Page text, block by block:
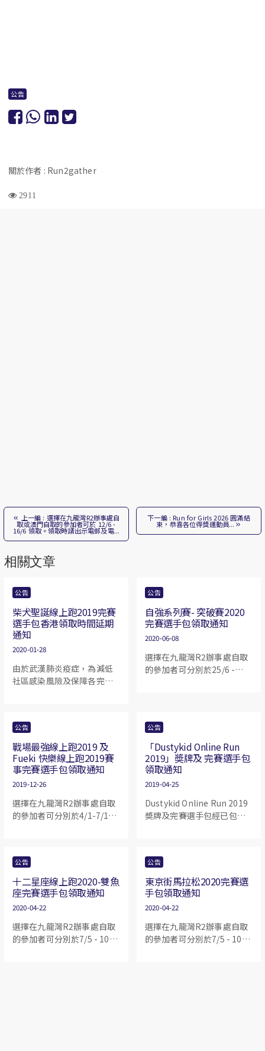
公告
關於作者 : Run2gather
2911
上一編 : 選擇在九龍灣R2辦事處自
取或澳門自取的參加者可於 12/6 -
16/6 領取。領取時請出示電郵及電...
下一編 : Run for Girls 2026 圓滿結
束，恭喜各位得獎運動員...
相關文章
公告
柴犬聖誕線上跑2019完賽
選手包香港領取時間延期
通知
2020-01-28
由於武漢肺炎疫症，為減低
社區感染風險及保障各完賽
至2/2 延至13/2 至16/2 。(澳
門自取時間則維持不變）如
選擇自取想改為寄件的可以
whatapp 90152140 或 電郵
project@run2gather.com。
獎牌。
公告
自強系列賽- 突破賽2020
完賽選手包領取通知
2020-06-08
選擇在九龍灣R2辦事處自取
的參加者可分別於25/6 -
話號碼尾四個數字作核實。
如閣下需朋友代領，請將所
需資料傳給對方，並前往領
取，敬希留意。
公告
戰場最強線上跑2019 及
Fueki 快樂線上跑2019賽
事完賽選手包領取通知
2019-12-26
選擇在九龍灣R2辦事處自取
的參加者可分別於4/1-7/1期
數字作核實。如閣下需朋友
代領，請將所需資料傳給對
方，並前往領取，敬希留
意。
公告
「Dustykid Online Run
2019」奬牌及 完賽選手包
領取通知
2019-04-25
Dustykid Online Run 2019
奬牌及完賽選手包經已包裝
參加者可於1/5-5/5領取。領
取時請出示電郵及電話號碼
尾四個數字作核實。如閣下
需朋友代領，請將所需資料
希留意。
公告
十二星座線上跑2020-雙魚
座完賽選手包領取通知
2020-04-22
選擇在九龍灣R2辦事處自取
的參加者可分別於7/5 - 10/5
公告
東京街馬拉松2020完賽選
手包領取通知
2020-04-22
選擇在九龍灣R2辦事處自取
的參加者可分別於7/5 - 10/5